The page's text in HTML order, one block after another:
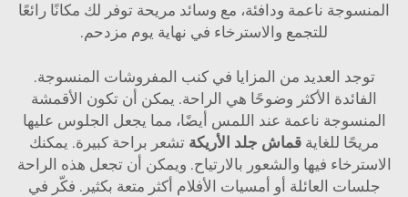
المنسوجة ناعمة ودافئة، مع وسائد مريحة توفر لك مكانًا رائعًا
للتجمع والاسترخاء في نهاية يوم مزدحم.
توجد العديد من المزايا في كنب المفروشات المنسوجة.
الفائدة الأكثر وضوحًا هي الراحة. يمكن أن تكون الأقمشة
المنسوجة ناعمة عند اللمس أيضًا، مما يجعل الجلوس عليها
مريحًا للغاية قماش جلد الأريكة تشعر براحة كبيرة. يمكنك
الاسترخاء فيها والشعور بالارتياح. ويمكن أن تجعل هذه الراحة
جلسات العائلة أو أمسيات الأفلام أكثر متعة بكثير. فكّر في